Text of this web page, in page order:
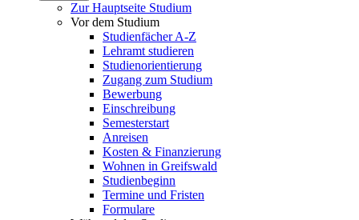
Zur Hauptseite Studium
Vor dem Studium
Studienfächer A-Z
Lehramt studieren
Studienorientierung
Zugang zum Studium
Bewerbung
Einschreibung
Semesterstart
Anreisen
Kosten & Finanzierung
Wohnen in Greifswald
Studienbeginn
Termine und Fristen
Formulare